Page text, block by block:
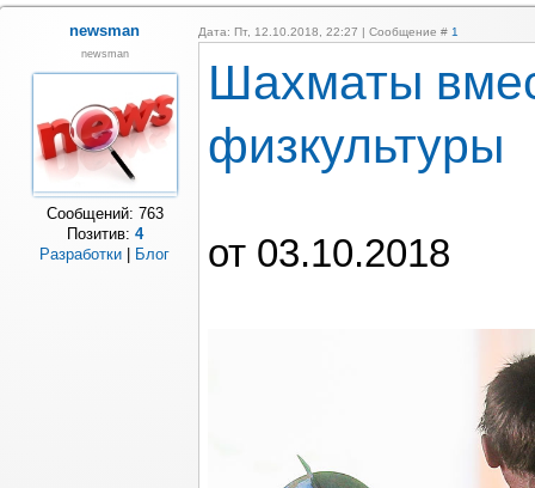
newsman Дата: Пт, 12.10.2018, 22:27 | Сообщение # 1
newsman
Сообщений: 763
Позитив: 4
Разработки
Блог
Шахматы
физкультуры
от 03.10.2018